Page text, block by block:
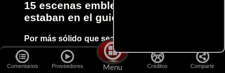
Comentarios Proveedores Menu Créditos Compartir
15 escenas emblemáticas que no
estaban en el guion
Por más sólido que sea un guión siempre hay
espacio para que improvisaciones que se dan
durante el rodaje de determinadas escenas